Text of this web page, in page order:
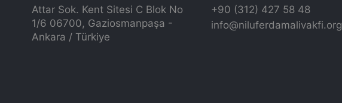
Attar Sok. Kent Sitesi C Blok No
1/6 06700, Gaziosmanpaşa -
Ankara / Türkiye
+90 (312) 427 58 48
info@niluferdamalivakfi.org